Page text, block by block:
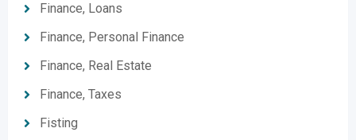
Finance, Loans
Finance, Personal Finance
Finance, Real Estate
Finance, Taxes
Fisting